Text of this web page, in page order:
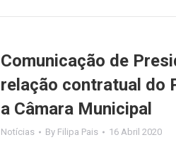
Comunicação de
relação contratual do
a Câmara Municipal
Notícias By Filipa Pais 16 Abril 2020